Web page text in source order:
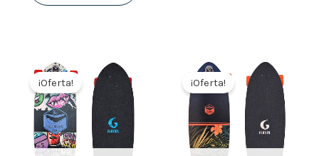
¡Oferta!
precio
original
era:
280,00€.
precio
actual
es:
¡Oferta!
precio
original
era:
280,00€.
precio
actual
es: